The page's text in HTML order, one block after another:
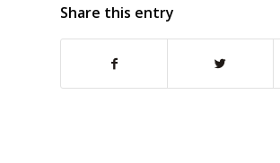
Share this entry